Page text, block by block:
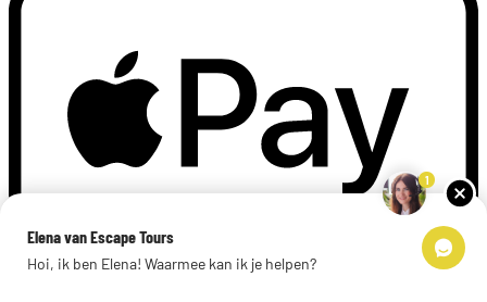
1
Elena van Escape Tours
Hoi, ik ben Elena! Waarmee kan ik je helpen?